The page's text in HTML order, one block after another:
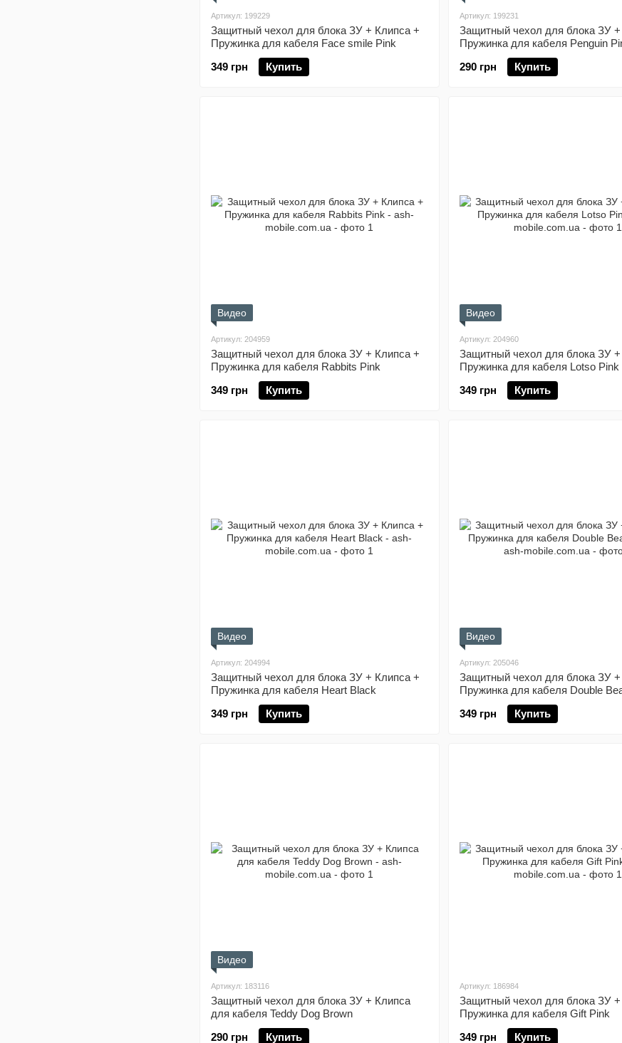
Артикул: 199229
Защитный чехол для блока ЗУ + Клипса +
Пружинка для кабеля Face smile Pink
349 грн
Купить
Артикул: 199231
Защитный чехол для блока ЗУ
Пружинка для кабеля Penguin
290 грн
Купить
Видео
Артикул: 204959
Защитный чехол для блока ЗУ + Клипса +
Пружинка для кабеля Rabbits Pink
349 грн
Купить
Видео
Артикул: 204960
Защитный чехол для блока ЗУ
Пружинка для кабеля Lotso Pink
349 грн
Купить
Видео
Артикул: 204994
Защитный чехол для блока ЗУ + Клипса +
Пружинка для кабеля Heart Black
349 грн
Купить
Видео
Артикул: 205046
Защитный чехол для блока ЗУ
Пружинка для кабеля Double
349 грн
Купить
Видео
Артикул: 183116
Защитный чехол для блока ЗУ + Клипса
для кабеля Teddy Dog Brown
290 грн
Купить
Артикул: 186984
Защитный чехол для блока ЗУ
Пружинка для кабеля Gift Pink
349 грн
Купить